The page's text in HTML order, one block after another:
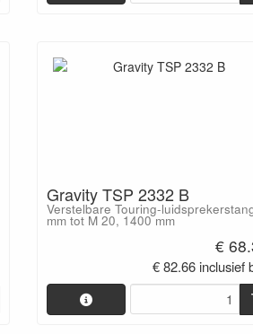
Gravity TSP 2332 B
Verstelbare Touring-
mm tot M 20, 1400 mm
€
€ 82.66 inclusief